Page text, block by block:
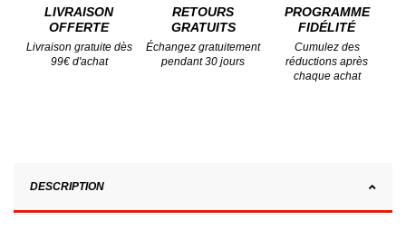
LIVRAISON
OFFERTE
Livraison gratuite dès
99€ d'achat
RETOURS
GRATUITS
Échangez gratuitement
pendant 30 jours
PROGRAMME
FIDÉLITÉ
Cumulez des
réductions après
chaque achat
DESCRIPTION